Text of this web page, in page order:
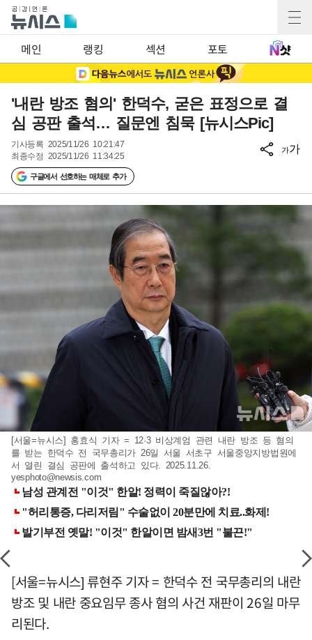
메인 랭킹 섹션 포토
'내란 방조 혐의' 한덕수, 굳은 표정으로 결
심 공판 출석… 질문엔 침묵 [뉴시스Pic]
기사등록 2025/11/26 10:21:47
최종수정 2025/11/26 11:34:25
구글에서 선호하는 매체로 추가
가가
[서울=뉴시스] 홍효식 기자 = 12·3 비상계엄 관련 내란 방조 등 혐의
를 받는 한덕수 전 국무총리가 26일 서울 서초구 서울중앙지방법원에
서 열린 결심 공판에 출석하고 있다. 2025.11.26.
yesphoto@newsis.com
[서울=뉴시스] 류현주 기자 = 한덕수 전 국무총리의 내란
방조 및 내란 중요임무 종사 혐의 사건 재판이 26일 마무
리된다.